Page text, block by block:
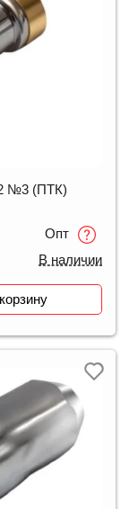
№3 (ПТК)
Опт
В наличии